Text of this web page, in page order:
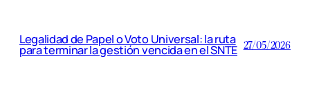
Legalidad de Papel o Voto Universal: la ruta
para terminar la gestión vencida en el SNTE 27/05/2026